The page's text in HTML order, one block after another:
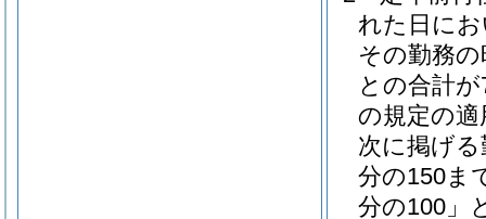
れた日に
その勤務
との合計
の規定の
次に掲げ
分の150ま
分の100」